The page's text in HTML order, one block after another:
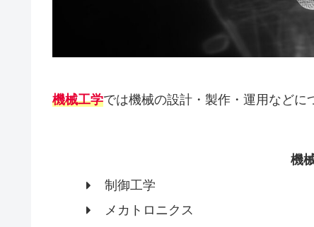
機械工学では機械の設計・製作・運用などに
機
制御工学
メカトロニクス